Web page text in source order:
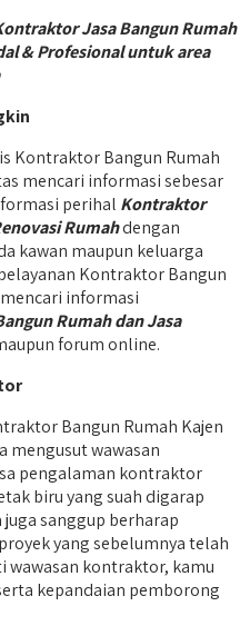
Jasa Bangun Rumah
& Profesional untuk area
Kontraktor Bangun Rumah
mencari informasi sebesar
perihal Kontraktor
Rumahdengan
kawan maupun keluarga
Kontraktor Bangun
informasi
Rumah dan Jasa
forum online.
Bangun Rumah Kajen
mengusut wawasan
pengalaman kontraktor
biru yang suah digarap
sanggup berharap
yang sebelumnya telah
wawasan kontraktor, kamu
kepandaian pemborong